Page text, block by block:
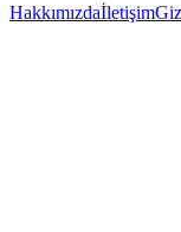
Hakkımızdaİletişim